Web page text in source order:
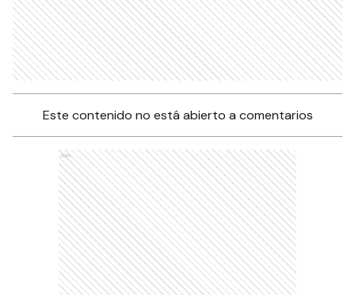
Este contenido no está abierto a comentarios
Ads